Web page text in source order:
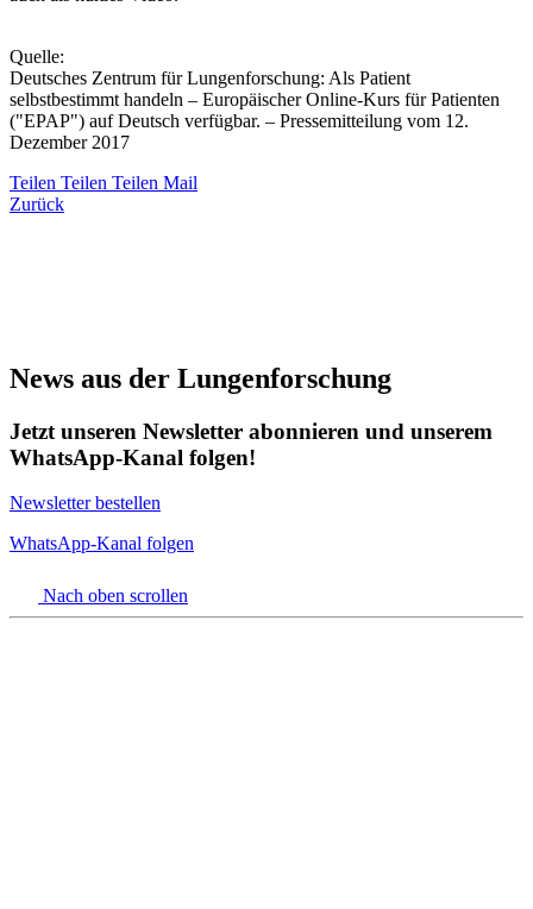
Quelle:
Deutsches Zentrum für Lungenforschung: Als Patient
selbstbestimmt handeln – Europäischer Online-Kurs für Patienten
("EPAP") auf Deutsch verfügbar. – Pressemitteilung vom 12.
Dezember 2017
Teilen Teilen Teilen Mail
Zurück
News aus der Lungenforschung
Jetzt unseren Newsletter abonnieren und unserem
WhatsApp-Kanal folgen!
Newsletter bestellen
WhatsApp-Kanal folgen
Nach oben scrollen